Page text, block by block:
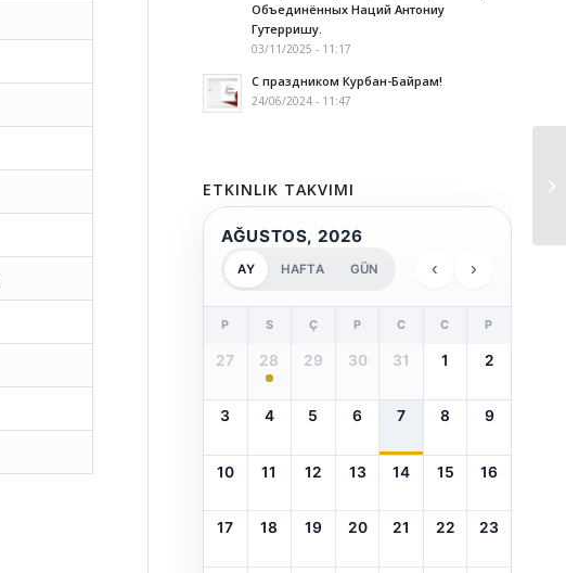
Объединённых Наций Антониу
Гутерришу.
03/11/2025 - 11:17
С праздником Курбан-Байрам!
24/06/2024 - 11:47
ETKINLIK TAKVIMI
AĞUSTOS, 2026
AY HAFTA GÜN ‹ ›
P S Ç P C C P
27 28 29 30 31 1 2
3 4 5 6 7 8 9
10 11 12 13 14 15 16
17 18 19 20 21 22 23